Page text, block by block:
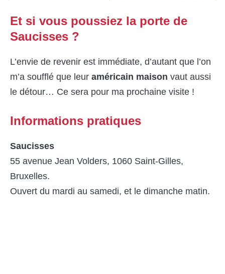
Et si vous poussiez la porte de
Saucisses ?
L’envie de revenir est immédiate, d’autant que l’on
m’a soufflé que leur américain maison vaut aussi
le détour… Ce sera pour ma prochaine visite !
Informations pratiques
Saucisses
55 avenue Jean Volders, 1060 Saint-Gilles,
Bruxelles.
Ouvert du mardi au samedi, et le dimanche matin.